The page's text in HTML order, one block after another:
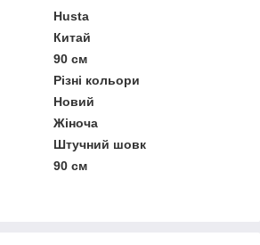
Husta
Китай
90 см
Різні кольори
Новий
Жіноча
Штучний шовк
90 см